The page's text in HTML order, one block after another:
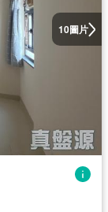
10圖片